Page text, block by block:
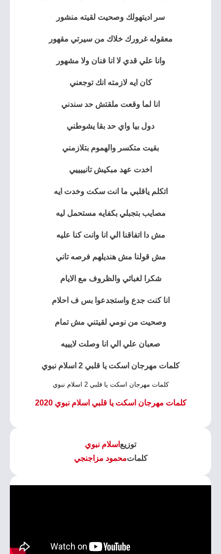
سر اديتهولك وصحيت لقيته منشور
معقوله غرورك خلاك من سيرتي مقهور
وانا علي قدي لا انا فنان ولا مشهور
كان ايه لازمته انك توجعني
انا لما وقعت ملقتش حد سندني
دول بيا واي حد بقا يشوطني
بقيت متكسر والهموم بتلازمني
اخدت عهد مبكيش تانييييي
اتكلم ياقلبي ما انت سكت وخدت ايه
مصايب بتجبلي بكفايه مستحمل ليه
مش دا اتفاقنا الي انا وانت كنا عليه
مش قولنا مش هنديلهم فرصه تاني
شكرا لغبائي والظروف مع الايام
انا كنت جدع واستجدعوا بس ف احلام
وصحيت من نومي لقيتني مش تمام
صعبان علي الي انا وصلت لايييه
كلمات مهرجان اسكت يا قلبي 2 اسلام نبوي
كلمات مهرجان اسكت يا قلبي 2 اسلام نبوي
كلمات مهرجان اسكت يا قلبي اسلام نبوي 2020
توزيع اسلام نبوي
كلماتمحمود مزاجنجي